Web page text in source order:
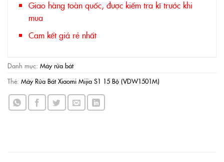
Giao hàng toàn quốc, được kiểm tra kĩ trước khi
mua
Cam kết giá rẻ nhất
Danh mục: Máy rửa bát
Thẻ: Máy Rửa Bát Xiaomi Mijia S1 15 Bộ (VDW1501M)